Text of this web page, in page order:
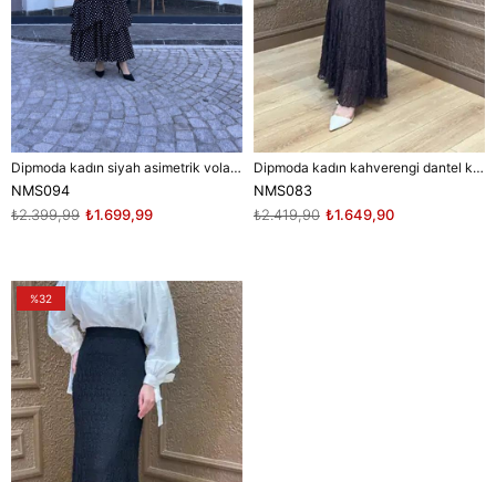
Dipmoda kadın siyah asimetrik volanlı kat kat puantiye desen tam boy tesettür etek ------ NMS094
NMS094
₺1.699,99
₺2.399,99
Dipmoda kadın kahverengi dantel kumaş maxi boy tesettür etek
NMS083
₺1.649,90
₺2.419,90
%32